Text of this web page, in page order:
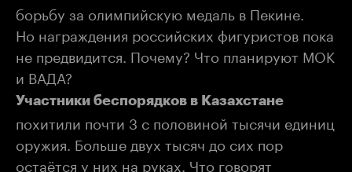
борьбу за олимпийскую медаль в Пекине.
Но награждения российских фигуристов пока
не предвидится. Почему? Что планируют МОК
и ВАДА?
Участники беспорядков в Казахстане
похитили почти 3 с половиной тысячи единиц
оружия. Больше двух тысяч до сих пор
остаётся у них на руках. Что говорят